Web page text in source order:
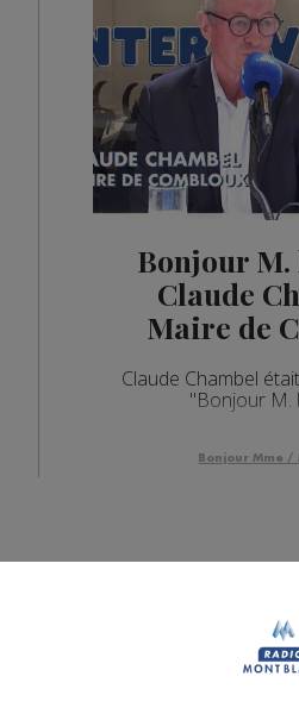
Bonjour
Claude
Maire de
Claude Chambel
"Bonjour M.
Bonjour Mme /